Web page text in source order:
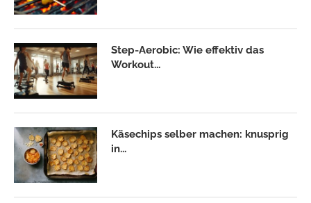
Step-Aerobic: Wie effektiv das
Workout...
Käsechips selber machen: knusprig
in...